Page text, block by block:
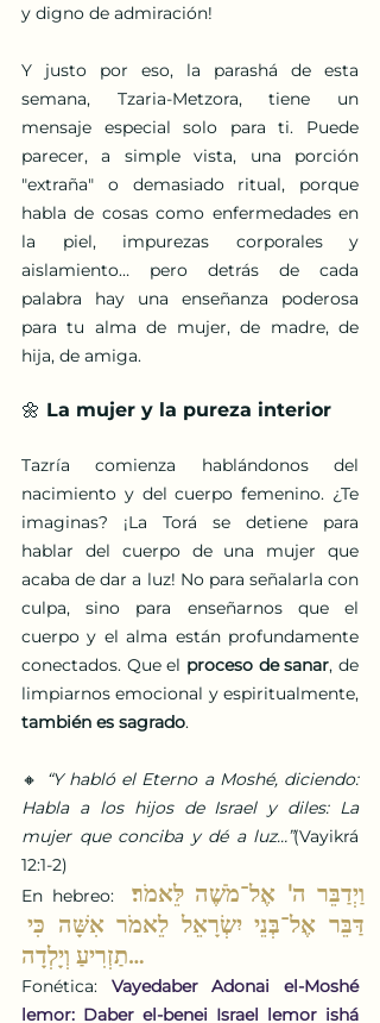
y digno de admiración!
Y justo por eso, la parashá de esta
semana, Tzaria-Metzora, tiene un
mensaje especial solo para ti. Puede
parecer, a simple vista, una porción
"extraña" o demasiado ritual, porque
habla de cosas como enfermedades en
la piel, impurezas corporales y
aislamiento… pero detrás de cada
palabra hay una enseñanza poderosa
para tu alma de mujer, de madre, de
hija, de amiga.
🌼 La mujer y la pureza interior
Tazría comienza hablándonos del
nacimiento y del cuerpo femenino. ¿Te
imaginas? ¡La Torá se detiene para
hablar del cuerpo de una mujer que
acaba de dar a luz! No para señalarla con
culpa, sino para enseñarnos que el
cuerpo y el alma están profundamente
conectados. Que el proceso de sanar, de
también es sagrado.
🔸
“Y habló el Eterno a Moshé, diciendo:
Habla a los hijos de Israel y diles: La
mujer que conciba y dé a luz…”(Vayikrá
12:1-2)
En hebreo:
תַזְרִיעַ וְיָלְדָה…
Fonética: Vayedaber Adonai el-Moshé
lemor: Daber el-benei Israel lemor ishá